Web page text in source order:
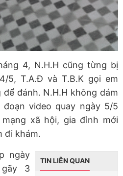
4, N.H.H cũng từng bị
5, T.A.Đ và T.B.K gọi em
đánh. N.H.H không dám
video quay ngày 5/5
xã hội, gia đình mới
đi khám.
TIN LIÊN QUAN
ngày
3